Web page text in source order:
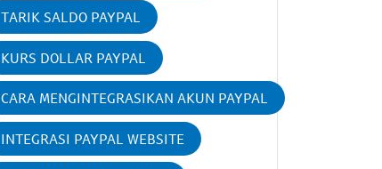
TARIK SALDO PAYPAL
KURS DOLLAR PAYPAL
CARA MENGINTEGRASIKAN AKUN PAYPAL
INTEGRASI PAYPAL WEBSITE